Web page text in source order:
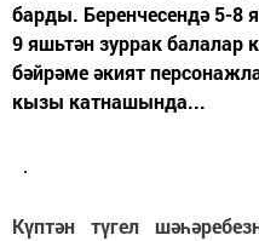
барды. Беренчесендә 5-8
9 яшьтән зуррак
бәйрәме әкият
кызы катнашында...
Күптән түгел